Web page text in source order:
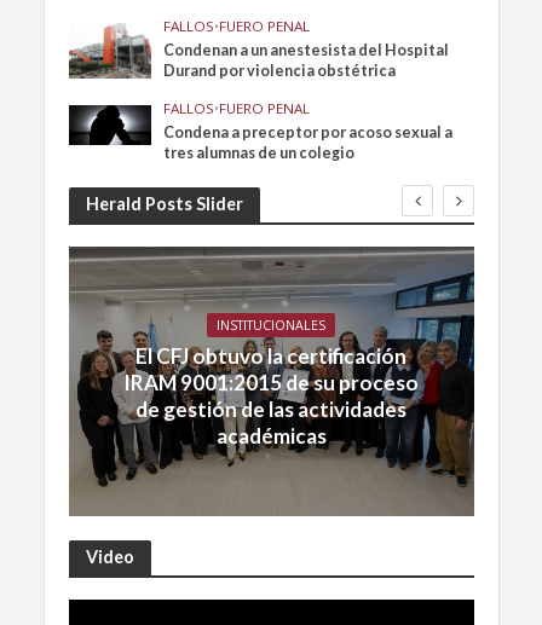
FALLOS•FUERO PENAL
Condenan a un anestesista del Hospital
Durand por violencia obstétrica
FALLOS•FUERO PENAL
Condena a preceptor por acoso sexual a
tres alumnas de un colegio
Herald Posts Slider
INSTITUCIONALES
El CFJ obtuvo la certificación
IRAM 9001:2015 de su proceso
de gestión de las actividades
académicas
Video